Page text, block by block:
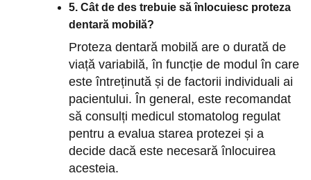
5. Cât de des trebuie să înlocuiesc proteza
dentară mobilă?
Proteza dentară mobilă are o durată de
viață variabilă, în funcție de modul în care
este întreținută și de factorii individuali ai
pacientului. În general, este recomandat
să consulți medicul stomatolog regulat
pentru a evalua starea protezei și a
decide dacă este necesară înlocuirea
acesteia.